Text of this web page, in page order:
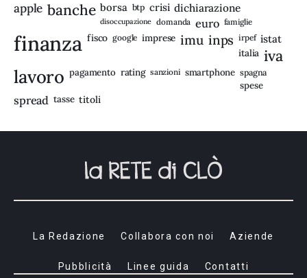
apple banche borsa btp crisi dichiarazione
disoccupazione domanda euro famiglie
finanza fisco google imprese imu inps irpef istat
italia iva
lavoro pagamento rating sanzioni smartphone spagna
spese
spread tasse titoli
La Redazione Collabora con noi Aziende
Pubblicità Linee guida Contatti